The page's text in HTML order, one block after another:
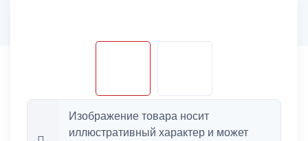
Изображение товара носит
иллюстративный характер и может